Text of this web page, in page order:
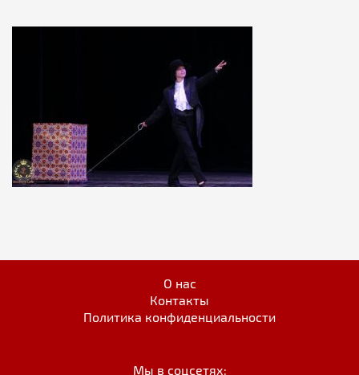
О нас
Контакты
Политика конфиденциальности
Мы в соцсетях: